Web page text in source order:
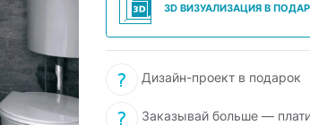
3D ВИЗУАЛИЗАЦИЯ В
Дизайн-проект в подарок
Заказывай больше —